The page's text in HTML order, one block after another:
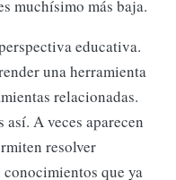
muchísimo más baja.
educativa.
una herramienta
relacionadas.
así. A veces aparecen
resolver
que ya